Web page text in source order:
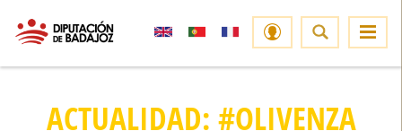
ACTUALIDAD: #OLIVENZA